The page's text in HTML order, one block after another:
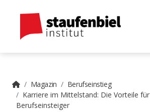
Magazin
Berufseinstieg
Karriere im Mittelstand: Die Vorteile für
Berufseinsteiger